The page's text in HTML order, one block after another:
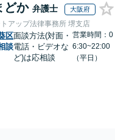
どか 弁護士 大阪府
アップ法律事務所 堺支店
区
談
面談方法(対面・
電話・ビデオな
ど)は応相談
営業時間：0
6:30~22:00
（平日）